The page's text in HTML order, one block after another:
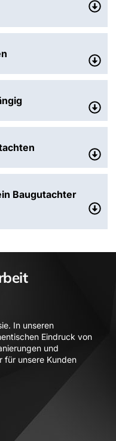
Baugutachter
In unseren
Eindruck von
und
für unsere Kunden